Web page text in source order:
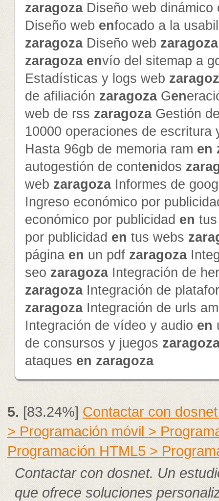
zaragozaDiseño web
Diseño web enfocado a la
zaragozaDiseño web zaragoza
zaragoza envío del sitemap a
Estadísticas y logs web
de afiliación zaragozaGen
web de rss zaragozaGestión
10000 operaciones de
Hasta 96gb de memoria ram en
autogestión de contenidos
web zaragozaInformes de
Ingreso económico por
económico por publicidad en
por publicidad en tus webs
página en un pdf zaragoza
seo zaragozaIntegración de
zaragozaIntegración de
zaragozaIntegración de urls
Integración de vídeo y audio en
de consursos y juegos
ataques en zaragoza
5. [83.24%] Contactar con
> Programación móvil >
Programación HTML5 >
Contactar con dosnet. Un
que ofrece soluciones